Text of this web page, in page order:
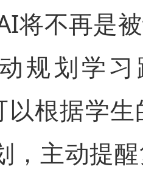
将不再是
规划学
根据学
，主动提